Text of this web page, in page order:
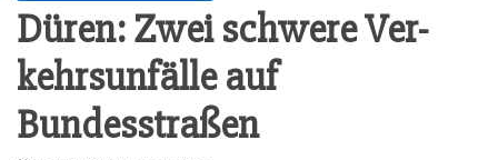
Düren: Zwei schwe­re Ver­
kehrs­un­fäl­le auf
Bundesstraßen